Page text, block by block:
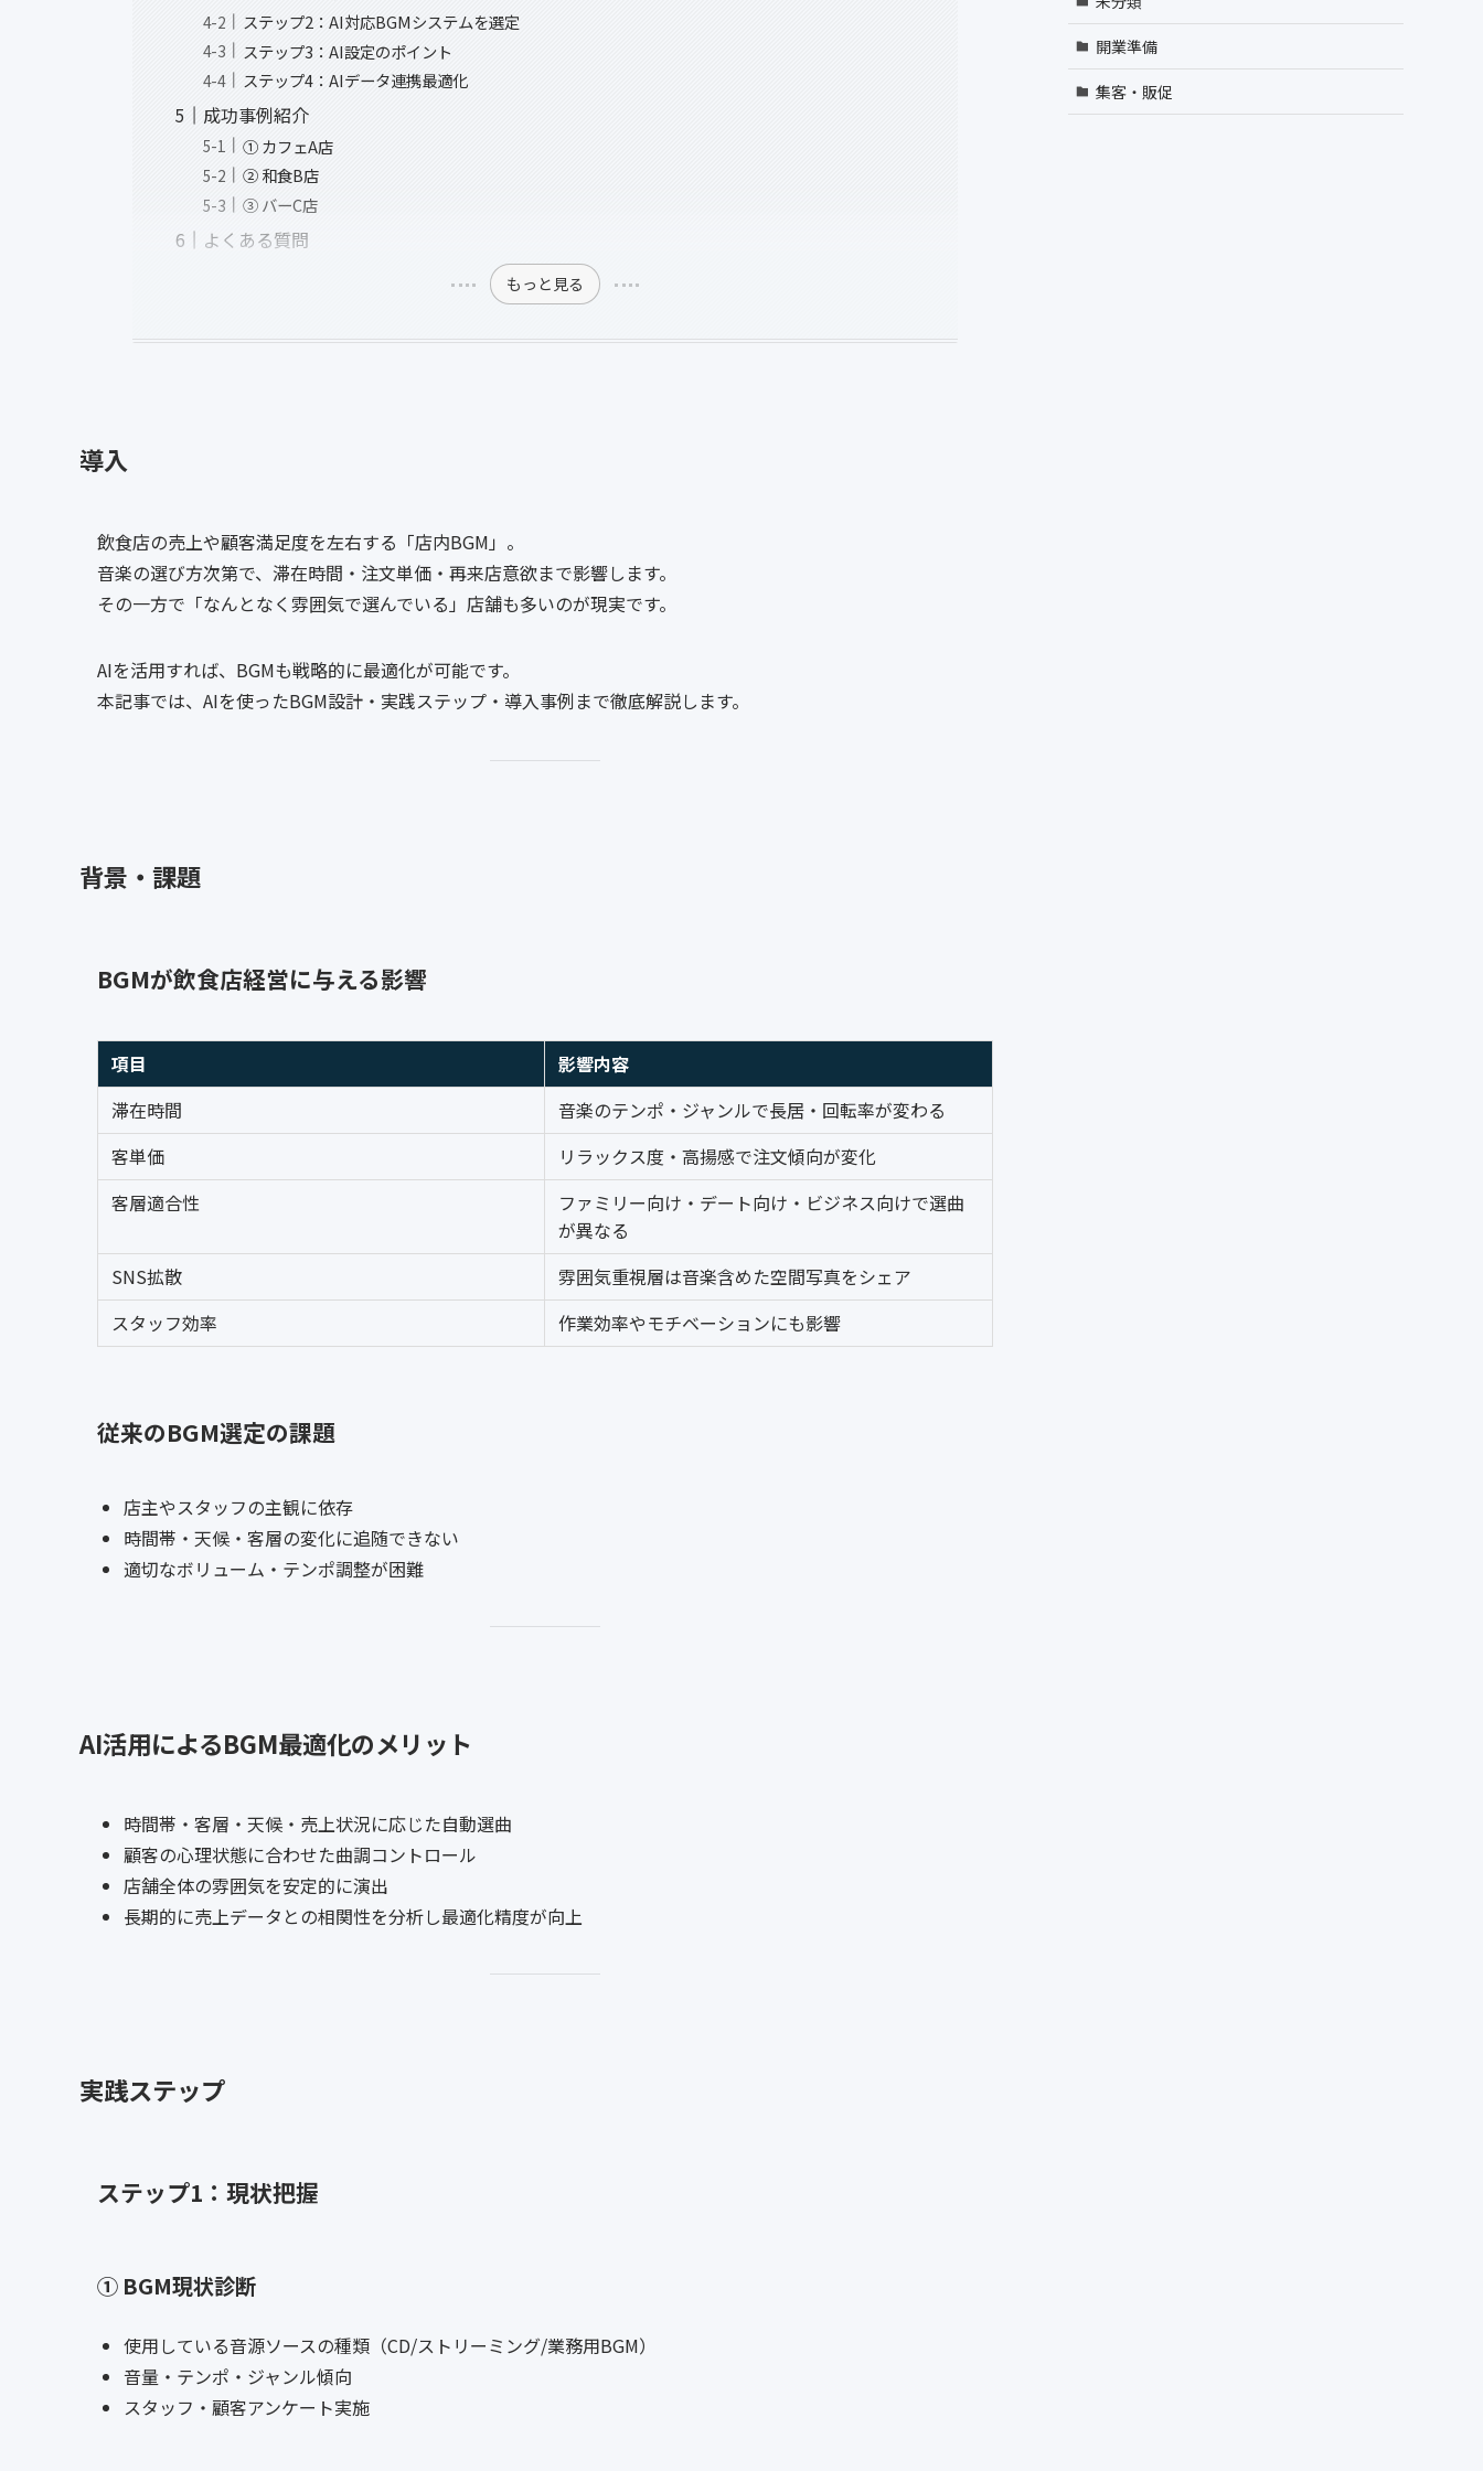
ステップ2：AI対応BGMシステムを選定
ステップ3：AI設定のポイント
ステップ4：AIデータ連携最適化
成功事例紹介
① カフェA店
② 和食B店
③ バーC店
よくある質問
もっと見る
導入
飲食店の売上や顧客満足度を左右する「店内BGM」。
音楽の選び方次第で、滞在時間・注文単価・再来店意欲まで影響します。
その一方で「なんとなく雰囲気で選んでいる」店舗も多いのが現実です。
AIを活用すれば、BGMも戦略的に最適化が可能です。
本記事では、AIを使ったBGM設計・実践ステップ・導入事例まで徹底解説します。
背景・課題
BGMが飲食店経営に与える影響
項目
影響内容
滞在時間
音楽のテンポ・ジャンルで長居・回転率が変わる
客単価
リラックス度・高揚感で注文傾向が変化
客層適合性
ファミリー向け・デート向け・ビジネス向けで選曲
が異なる
SNS拡散
雰囲気重視層は音楽含めた空間写真をシェア
スタッフ効率
作業効率やモチベーションにも影響
従来のBGM選定の課題
店主やスタッフの主観に依存
時間帯・天候・客層の変化に追随できない
適切なボリューム・テンポ調整が困難
AI活用によるBGM最適化のメリット
時間帯・客層・天候・売上状況に応じた自動選曲
顧客の心理状態に合わせた曲調コントロール
店舗全体の雰囲気を安定的に演出
長期的に売上データとの相関性を分析し最適化精度が向上
実践ステップ
ステップ1：現状把握
① BGM現状診断
使用している音源ソースの種類（CD/ストリーミング/業務用BGM）
音量・テンポ・ジャンル傾向
スタッフ・顧客アンケート実施
開業準備
集客・販促